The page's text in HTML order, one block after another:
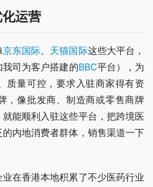
运营
京东国际、 天猫国际这些大平台，
我司为客户搭建的BBC平台），为
质量可控，要求入驻商家得有资
，像批发商、制造商或零售商牌
能顺利入驻这些平台，把跨境医
内地消费者群体，销售渠道一下
在香港本地积累了不少医药行业